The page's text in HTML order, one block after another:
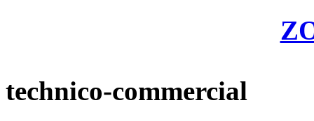
technico-commercial